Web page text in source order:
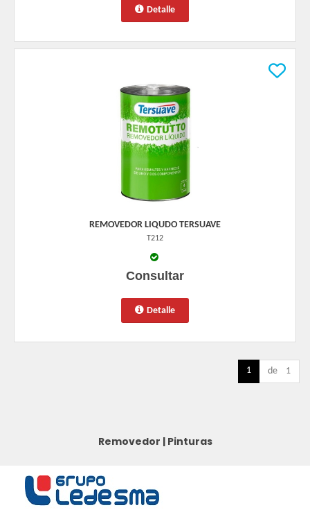
Detalle
REMOVEDOR LIQUDO TERSUAVE
T212
Consultar
Detalle
1 de 1
Removedor | Pinturas